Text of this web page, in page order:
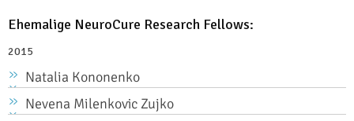
Ehemalige NeuroCure Research Fellows:
2015
Natalia Kononenko
Nevena Milenkovic Zujko